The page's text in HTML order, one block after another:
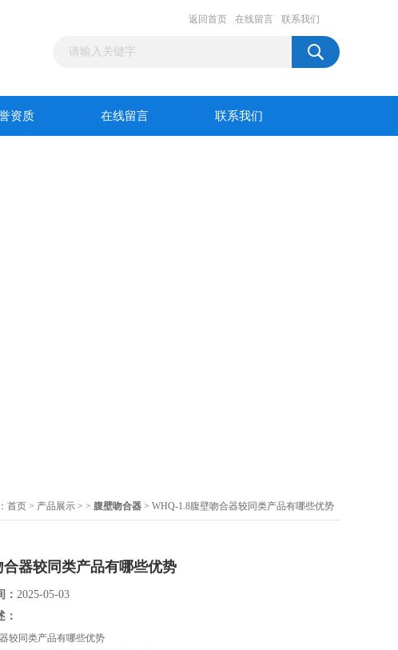
返回首页 在线留言 联系我们
资质 在线留言 联系我们
首页 > 产品展示 > > 腹壁吻合器 > WHQ-1.8腹壁吻合器较同类产品有哪些优势
合器较同类产品有哪些优势
： 2025-05-03
：
较同类产品有哪些优势